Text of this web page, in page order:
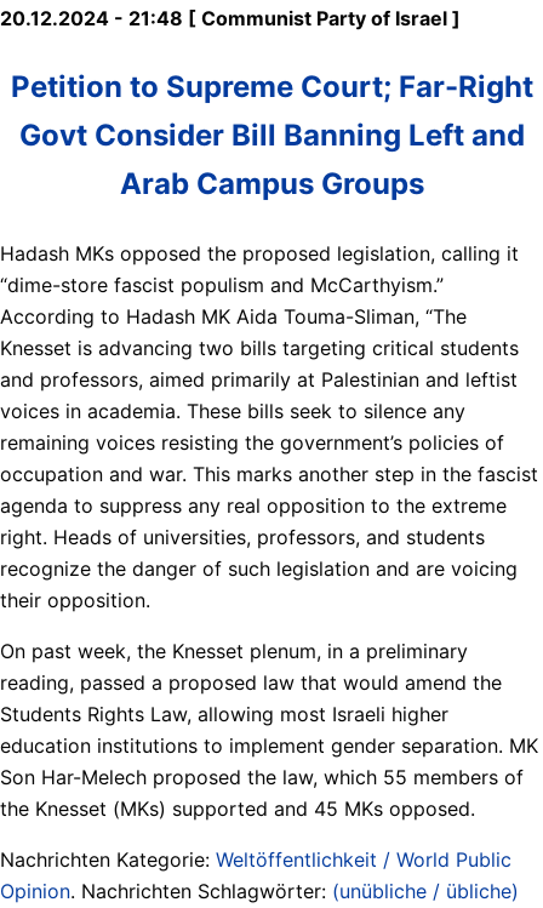
20.12.2024 - 21:48 [ Communist Party of Israel ]
Petition to Supreme Court; Far-Right
Govt Consider Bill Banning Left and
Arab Campus Groups
Hadash MKs opposed the proposed legislation, calling it
“dime-store fascist populism and McCarthyism.”
According to Hadash MK Aida Touma-Sliman, “The
Knesset is advancing two bills targeting critical students
and professors, aimed primarily at Palestinian and leftist
voices in academia. These bills seek to silence any
remaining voices resisting the government’s policies of
occupation and war. This marks another step in the fascist
agenda to suppress any real opposition to the extreme
right. Heads of universities, professors, and students
recognize the danger of such legislation and are voicing
their opposition.
On past week, the Knesset plenum, in a preliminary
reading, passed a proposed law that would amend the
Students Rights Law, allowing most Israeli higher
education institutions to implement gender separation. MK
Son Har-Melech proposed the law, which 55 members of
the Knesset (MKs) supported and 45 MKs opposed.
Nachrichten Kategorie: Weltöffentlichkeit / World Public
Opinion. Nachrichten Schlagwörter: (unübliche / übliche)